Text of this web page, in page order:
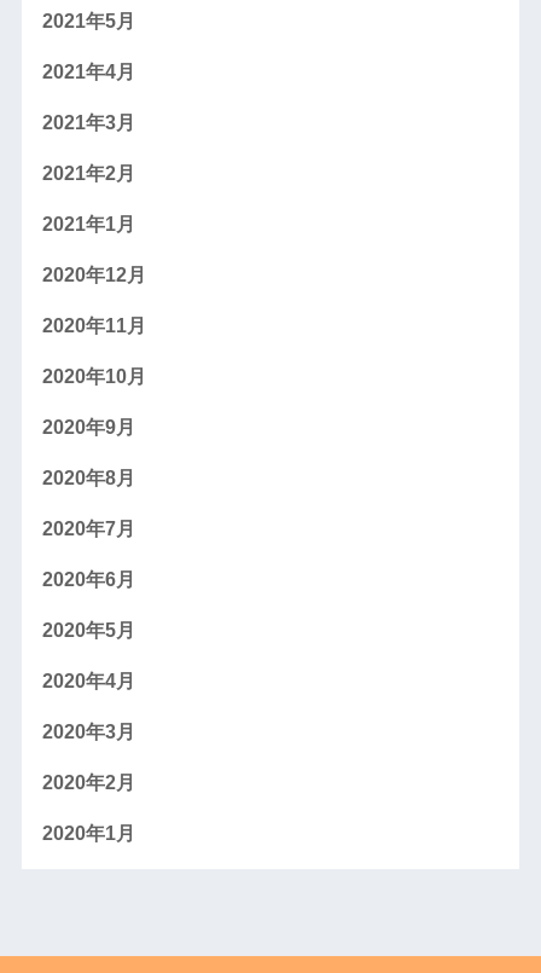
2021年5月
2021年4月
2021年3月
2021年2月
2021年1月
2020年12月
2020年11月
2020年10月
2020年9月
2020年8月
2020年7月
2020年6月
2020年5月
2020年4月
2020年3月
2020年2月
2020年1月